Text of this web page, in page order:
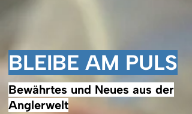
BLEIBE AM PULS
Bewährtes und Neues aus der
Anglerwelt